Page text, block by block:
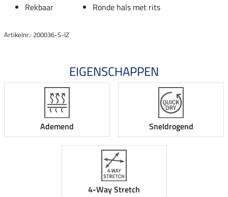
Rekbaar
Ronde hals met rits
Artikelnr.: 200036-S-IZ
EIGENSCHAPPEN
Ademend Sneldrogend
4-Way Stretch